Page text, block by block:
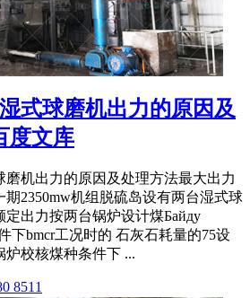
式球磨机出力的原因及
度文库
磨机出力的原因及处理方法最大出力
2350mw机组脱硫岛设有两台湿式球
定出力按两台锅炉设计煤Байду
下bmcr工况时的 石灰石耗量的75设
炉校核煤种条件下 ...
8511